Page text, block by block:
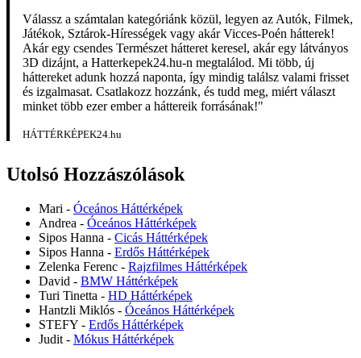
Válassz a számtalan kategóriánk közül, legyen az Autók, Filmek,
Játékok, Sztárok-Hírességek vagy akár Vicces-Poén hátterek!
Akár egy csendes Természet hátteret keresel, akár egy látványos
3D dizájnt, a Hatterkepek24.hu-n megtalálod. Mi több, új
háttereket adunk hozzá naponta, így mindig találsz valami frisset
és izgalmasat. Csatlakozz hozzánk, és tudd meg, miért választ
minket több ezer ember a háttereik forrásának!"
HÁTTÉRKÉPEK24.hu
Utolsó Hozzászólások
Mari - Óceános Háttérképek
Andrea - Óceános Háttérképek
Sipos Hanna - Cicás Háttérképek
Sipos Hanna - Erdős Háttérképek
Zelenka Ferenc - Rajzfilmes Háttérképek
David - BMW Háttérképek
Turi Tinetta - HD Háttérképek
Hantzli Miklós - Óceános Háttérképek
STEFY - Erdős Háttérképek
Judit - Mókus Háttérképek